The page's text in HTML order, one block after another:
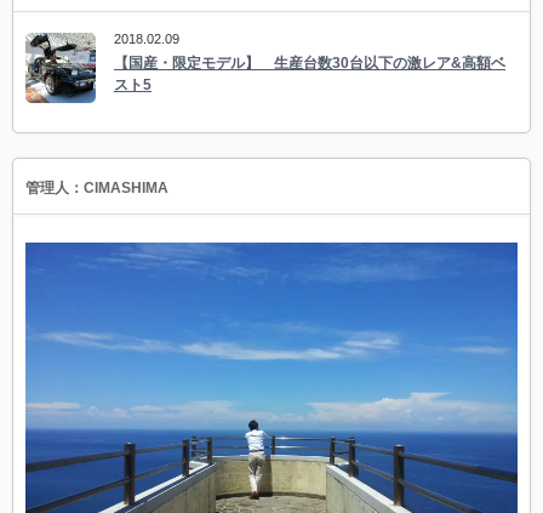
2018.02.09
【国産・限定モデル】 生産台数30台以下の激レア&高額ベ
スト5
管理人：CIMASHIMA